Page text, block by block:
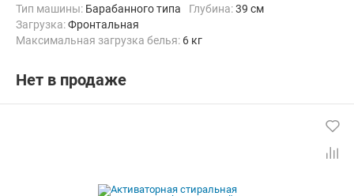
Тип машины: Барабанного типа Глубина:39 см
загрузка:Фронтальная
Максимальная загрузка белья: 6 кг
Дополнительные функции:
Безопасность:Защита от детей, Защита от протечек
Ширина:59.5 см
Нет в продаже